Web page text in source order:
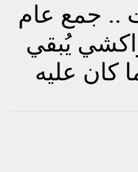
.. جمع عام
يُبقي
كان عليه